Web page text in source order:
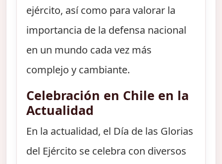
ejército, así como para valorar la
importancia de la defensa nacional
en un mundo cada vez más
complejo y cambiante.
Celebración en Chile en la
Actualidad
En la actualidad, el Día de las Glorias
del Ejército se celebra con diversos